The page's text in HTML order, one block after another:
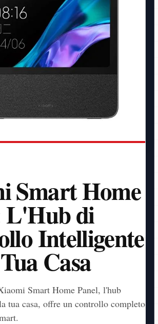
Smart Home
L'Hub di
Intelligente
Casa
Smart Home Panel, l'hub
tua casa, offre un controllo completo